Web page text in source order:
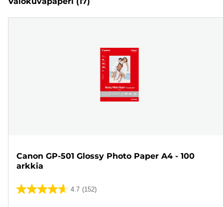
Canon GP-501 Glossy Photo Paper A4 - 100
arkkia
4.7 (152)
4.7/5